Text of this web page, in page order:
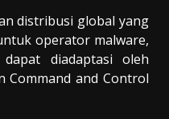
distribusi global yang
operator malware,
diadaptasi oleh
Command and Control